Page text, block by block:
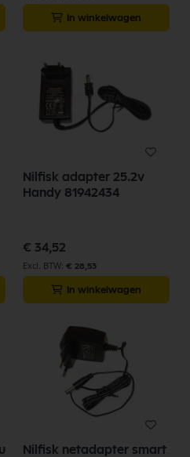
In winkelwagen
Nilfisk adapter 25.2v
Handy 81942434
€ 34,52
€ 28,53
In winkelwagen
Nilfisk netadapter smart